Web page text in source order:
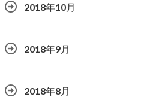
2018年10月
2018年9月
2018年8月